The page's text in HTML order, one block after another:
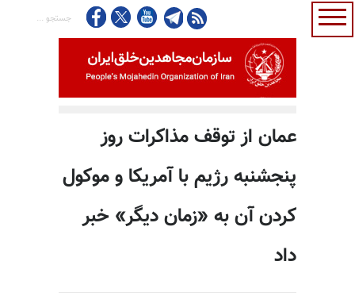
عمان از توقف مذاکرات روز
پنجشنبه رژیم با آمریکا و موکول
کردن آن به «زمان دیگر» خبر
داد